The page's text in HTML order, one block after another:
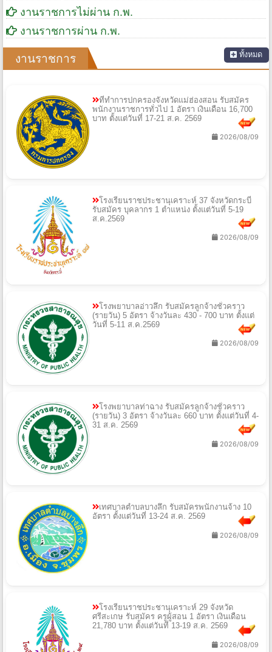
งานราชการไม่ผ่าน ก.พ.
งานราชการผ่าน ก.พ.
งานราชการ ทั้งหมด
ที่ทำการปกครองจังหวัดแม่ฮ่องสอน รับสมัคร
พนักงานราชการทั่วไป 1 อัตรา เงินเดือน 16,700
บาท ตั้งแต่วันที่ 17-21 ส.ค. 2569
2026/08/09
โรงเรียนราชประชานุเคราะห์ 37 จังหวัดกระบี่
รับสมัคร บุคลากร 1 ตำแหน่ง ตั้งแต่วันที่ 5-19
ส.ค.2569
2026/08/09
โรงพยาบาลอ่าวลึก รับสมัครลูกจ้างชั่วคราว
(รายวัน) 5 อัตรา จ้างวันละ 430 - 700 บาท ตั้งแต่
วันที่ 5-11 ส.ค.2569
2026/08/09
โรงพยาบาลท่าฉาง รับสมัครลูกจ้างชั่วคราว
(รายวัน) 3 อัตรา จ้างวันละ 660 บาท ตั้งแต่วันที่ 4-
31 ส.ค. 2569
2026/08/09
เทศบาลตำบลบางลึก รับสมัครพนักงานจ้าง 10
อัตรา ตั้งแต่วันที่ 13-24 ส.ค. 2569
2026/08/09
โรงเรียนราชประชานุเคราะห์ 29 จังหวัด
ศรีสะเกษ รับสมัคร ครูผู้สอน 1 อัตรา เงินเดือน
21,780 บาท ตั้งแต่วันที่ 13-19 ส.ค. 2569
2026/08/09